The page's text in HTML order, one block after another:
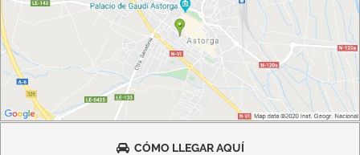
CÓMO LLEGAR AQUÍ